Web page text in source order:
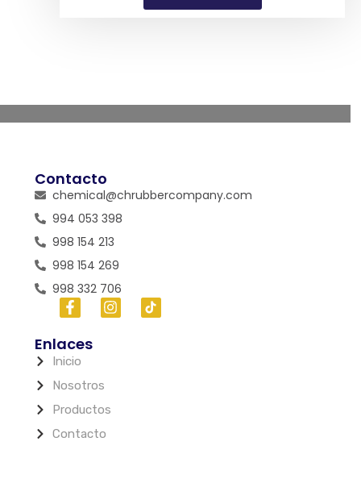
Contacto
chemical@chrubbercompany.com
994 053 398
998 154 213
998 154 269
998 332 706
Enlaces
Inicio
Nosotros
Productos
Contacto